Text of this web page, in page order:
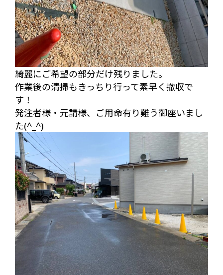
綺麗にご希望の部分だけ残りました。
作業後の清掃もきっちり行って素早く撤収で
す！
発注者様・元請様、ご用命有り難う御座いまし
た(^_^)